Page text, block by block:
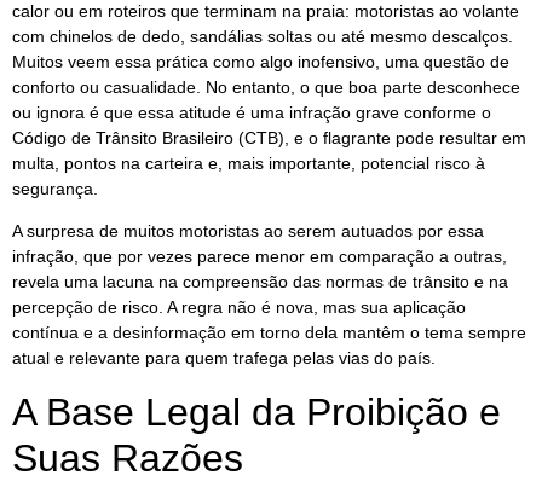
calor ou em roteiros que terminam na praia: motoristas ao volante
com chinelos de dedo, sandálias soltas ou até mesmo descalços.
Muitos veem essa prática como algo inofensivo, uma questão de
conforto ou casualidade. No entanto, o que boa parte desconhece
ou ignora é que essa atitude é uma infração grave conforme o
Código de Trânsito Brasileiro (CTB), e o flagrante pode resultar em
multa, pontos na carteira e, mais importante, potencial risco à
segurança.
A surpresa de muitos motoristas ao serem autuados por essa
infração, que por vezes parece menor em comparação a outras,
revela uma lacuna na compreensão das normas de trânsito e na
percepção de risco. A regra não é nova, mas sua aplicação
contínua e a desinformação em torno dela mantêm o tema sempre
atual e relevante para quem trafega pelas vias do país.
A Base Legal da Proibição e
Suas Razões